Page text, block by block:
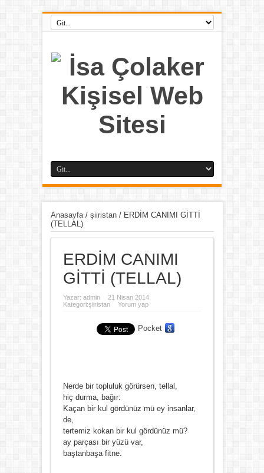
Anasayfa/ şiiristan/ ERDİM CANIMI GİTTİ
(TELLAL)
ERDİM CANIMI
GİTTİ (TELLAL)
Yazar: admin
21 Nisan 2014
Kategori:şiiristan Yorum yap
Pocket
Nerde bir topluluk görürsen, tellal,
hiç durma, bağır:
Kaçan bir kul gördünüz mü ey insanlar,
de,
tertemiz kokan bir kul gördünüz mü?
ay parçası bir yüzü var,
baştanbaşa fitne.